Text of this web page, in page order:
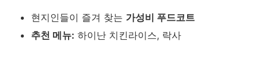
현지인들이 즐겨 찾는 가성비 푸드코트
추천 메뉴: 하이난 치킨라이스, 락사